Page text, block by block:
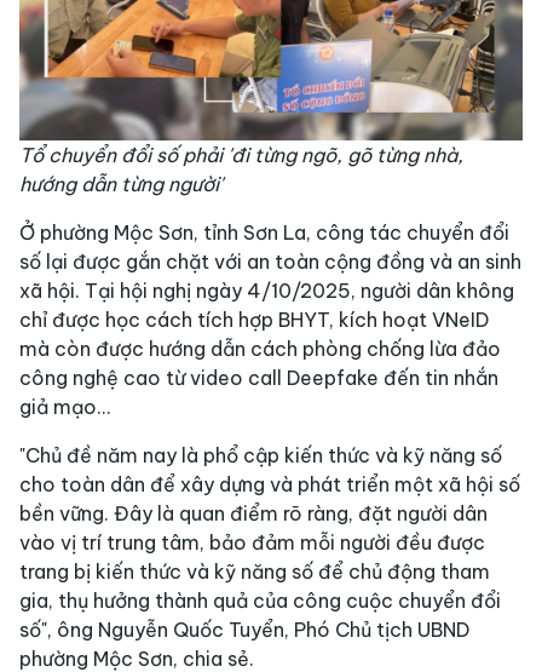
Tổ chuyển đổi số phải 'đi từng ngõ, gõ từng nhà,
hướng dẫn từng người'
Ở phường Mộc Sơn, tỉnh Sơn La, công tác chuyển đổi
số lại được gắn chặt với an toàn cộng đồng và an sinh
xã hội. Tại hội nghị ngày 4/10/2025, người dân không
chỉ được học cách tích hợp BHYT, kích hoạt VNeID
mà còn được hướng dẫn cách phòng chống lừa đảo
công nghệ cao từ video call Deepfake đến tin nhắn
giả mạo…
"Chủ đề năm nay là phổ cập kiến thức và kỹ năng số
cho toàn dân để xây dựng và phát triển một xã hội số
bền vững. Đây là quan điểm rõ ràng, đặt người dân
vào vị trí trung tâm, bảo đảm mỗi người đều được
trang bị kiến thức và kỹ năng số để chủ động tham
gia, thụ hưởng thành quả của công cuộc chuyển đổi
số", ông Nguyễn Quốc Tuyển, Phó Chủ tịch UBND
phường Mộc Sơn, chia sẻ.